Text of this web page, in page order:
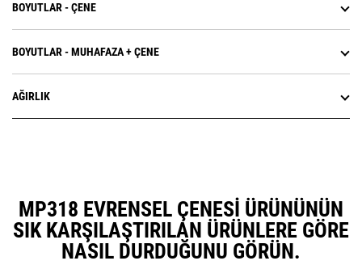
BOYUTLAR - ÇENE
BOYUTLAR - MUHAFAZA + ÇENE
AĞIRLIK
MP318 EVRENSEL ÇENESI ÜRÜNÜNÜN
SIK KARŞILAŞTIRILAN ÜRÜNLERE GÖRE
NASIL DURDUĞUNU GÖRÜN.